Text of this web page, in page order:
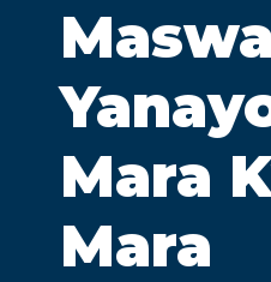
Mara
Mara